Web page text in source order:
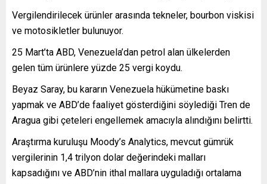
Vergilendirilecek ürünler arasında tekneler, bourbon viskisi
ve motosikletler bulunuyor.
25 Mart’ta ABD, Venezuela’dan petrol alan ülkelerden
gelen tüm ürünlere yüzde 25 vergi koydu.
Beyaz Saray, bu kararın Venezuela hükümetine baskı
yapmak ve ABD’de faaliyet gösterdiğini söylediği Tren de
Aragua gibi çeteleri engellemek amacıyla alındığını belirtti.
Araştırma kuruluşu Moody’s Analytics, mevcut gümrük
vergilerinin 1,4 trilyon dolar değerindeki malları
kapsadığını ve ABD’nin ithal mallara uyguladığı ortalama